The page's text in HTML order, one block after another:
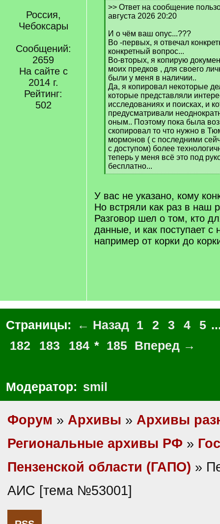
Россия,
Чебоксары
Сообщений:
2659
На сайте с
2014 г.
Рейтинг:
502
[
q
>> Ответ на сообщение
августа 2026 20:20
И о чём ваш опус...???
Во -первых, я отвечал
конкретный вопрос...
Во-вторых, я копирую
моих предков , для своего
были у меня в наличии..
Да, я копировал некоторые
которые представляли
исследованиях и поисках, и
предусматривали
оным.. Поэтому пока была
скопировал то что нужно в
мормонов ( с последними
с доступом) более
теперь у меня всё это под
бесплатно...
[
q
]
У вас не указано, кому
Но встряли как раз в наш
Разговор шел о том, кто
данные, и как поступает с
например от корки до
Страницы: ← Назад 1 2 3 4 5
182
183 184 * 185 Вперед →
Модератор: smil
Форум » Архивы » Архивы
Региональные архивы РФ »
Пензенской области (ГАПО) »
АИС [тема №53001]